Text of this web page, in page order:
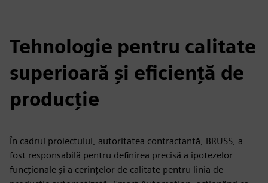
Tehnologie pentru calitate
superioară și eficiență de
producție
În cadrul proiectului, autoritatea contractantă, BRUSS, a
fost responsabilă pentru definirea precisă a ipotezelor
funcționale și a cerințelor de calitate pentru linia de